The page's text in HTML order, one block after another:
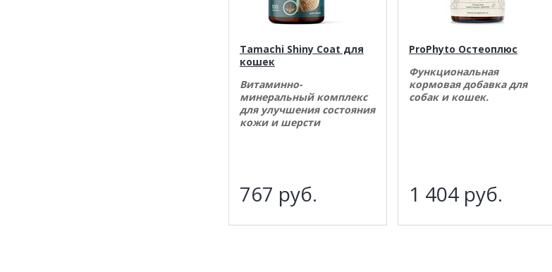
Tamachi Shiny Coat для
кошек
Витаминно-
минеральный комплекс
для улучшения состояния
кожи и шерсти
767 руб.
ProPhyto Остеоплюс
Функциональная
кормовая добавка для
собак и кошек.
1 404 руб.